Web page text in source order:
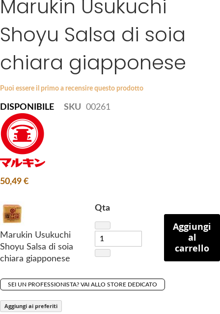
g
r
y
p
o
t
e
b
g
i
n
n
o
t
h
e
m
a
Marukin Usukuchi
Shoyu Salsa di soia
chiara giapponese
Puoi essere il primo a recensire questo prodotto
DISPONIBILE SKU 00261
50,49 €
Marukin Usukuchi
Shoyu Salsa di soia
chiara giapponese
Qta
Aggiungi
al
carrello
SEI UN PROFESSIONISTA? VAI ALLO STORE DEDICATO
Aggiungi ai preferiti